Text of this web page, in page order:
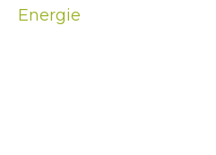
Energie